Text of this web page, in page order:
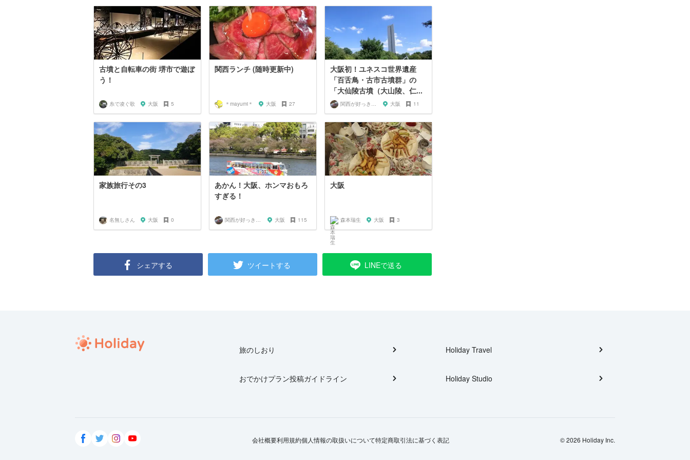
古墳と自転車の街 堺市で遊ぼ
う！
糸で凌ぐ歌 大阪 5
関西ランチ (随時更新中)
＊mayumi＊ 大阪 27
大阪初！ユネスコ世界遺産
「百舌鳥・古市古墳群」の
「大仙陵古墳（大山陵、仁...
関西が好っきゃねん 大阪 11
家族旅行その3
名無しさん 大阪 0
あかん！大阪、ホンマおもろ
すぎる！
関西が好っきゃねん 大阪 115
大阪
森本瑞生 大阪 3
シェアする ツイートする LINEで送る
旅のしおり
おでかけプラン投稿ガイドライン
Holiday Travel
Holiday Studio
会社概要利用規約個人情報の取扱いについて特定商取引法に基づく表記 © 2026 Holiday Inc.